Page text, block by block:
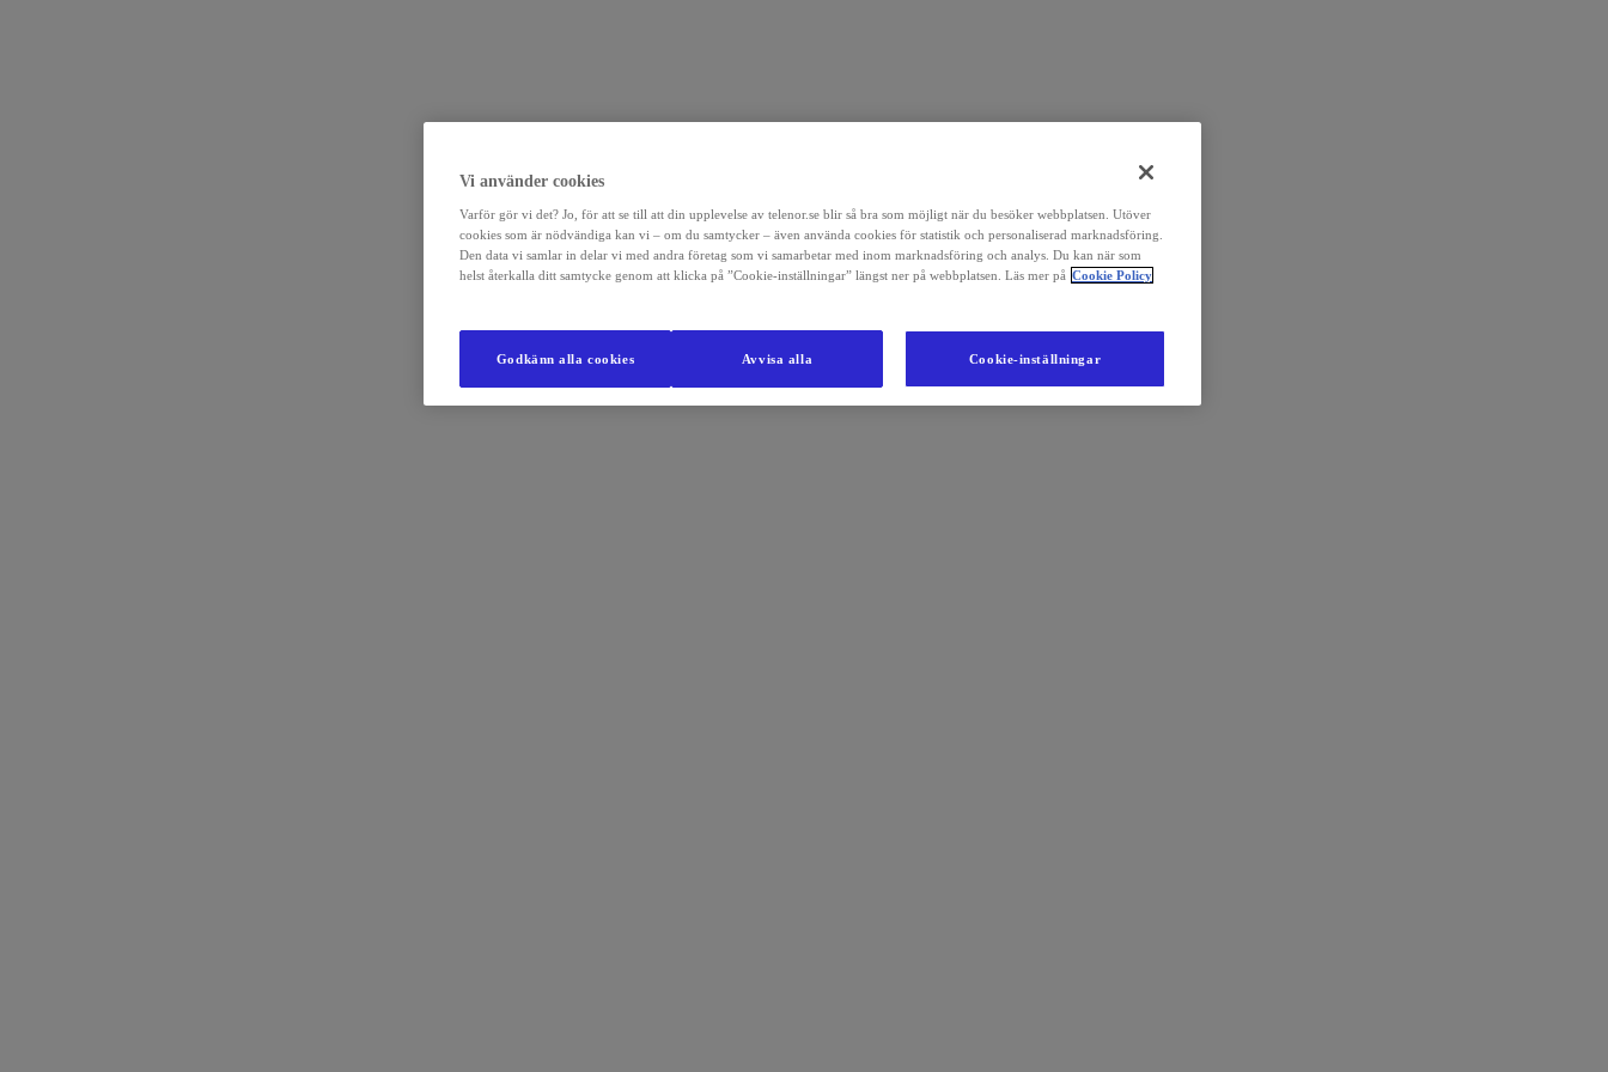
Vi använder cookies
Varför gör vi det? Jo, för att se till att din upplevelse av telenor.se blir så bra som möjligt när du besöker webbplatsen. Utöver
cookies som är nödvändiga kan vi – om du samtycker – även använda cookies för statistik och personaliserad marknadsföring.
Den data vi samlar in delar vi med andra företag som vi samarbetar med inom marknadsföring och analys. Du kan när som
helst återkalla ditt samtycke genom att klicka på ”Cookie-inställningar” längst ner på webbplatsen. Läs mer på Cookie Policy
Cookie-inställningar
Avvisa alla
Godkänn alla cookies